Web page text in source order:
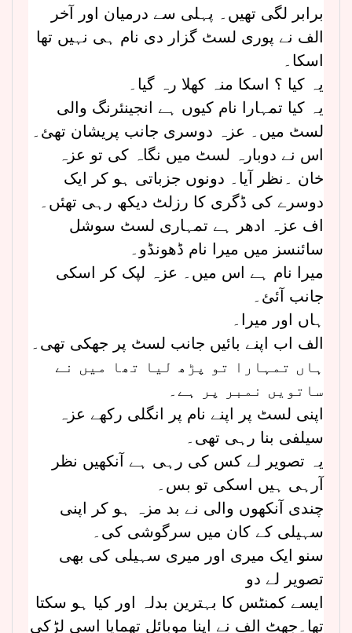
برابر لگی تھیں۔ پہلی سے درمیان اور آخر
الف نے پوری لسٹ گزار دی نام ہی نہیں تھا
اسکا۔
یہ کیا ؟ اسکا منہ کھلا رہ گیا۔
یہ کیا تمہارا نام کیوں ہے انجینئرنگ والی
لسٹ میں۔ عزہ دوسری جانب پریشان تھئ۔
اس نے دوبارہ لسٹ میں نگاہ کی تو عزہ
خان ۔نظر آیا۔ دونوں جزباتی ہو کر ایک
دوسرے کی ڈگری کا رزلٹ دیکھ رہی تھئں۔
اف عزہ ادھر ہے تمہاری لسٹ سوشل
سائنسز میں میرا نام ڈھونڈو۔
میرا نام ہے اس میں۔ عزہ لپک کر اسکی
جانب آئئ۔
ہاں اور میرا۔
الف اب اپنے بائیں جانب لسٹ پر جھکی تھی۔
ہاں تمہارا تو پڑھ لیا تھا میں نے
ساتویں نمبر پر ہے۔
اپنی لسٹ پر اپنے نام پر انگلی رکھے عزہ
سیلفی بنا رہی تھی۔
یہ تصویر لے کس کی رہی ہے آنکھیں نظر
آرہی ہیں اسکی تو بس۔
چندی آنکھوں والی نے بد مزہ ہو کر اپنی
سہیلی کے کان میں سرگوشی کی۔
سنو ایک میری اور میری سہیلی کی بھی
تصویر لے دو
ایسے کمنٹس کا بہترین بدلہ اور کیا ہو سکتا
تھا۔جھٹ الف نے اپنا موبائل تھمایا اسی لڑکی